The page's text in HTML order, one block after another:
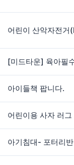
어린이 산악자전거
아이들책 팝니다.
어린이용 사자 러
아기침대- 포터리